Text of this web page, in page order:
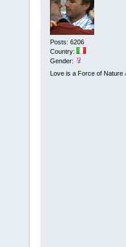
Posts: 6206
Country:
Gender:
Love is a Force of Nature